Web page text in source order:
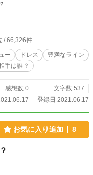
/ 66,326件
ー ドレス
豊満なライン
手は誰？
感想数 0
文字数 537
登録日 2021.06.17
お気に入り追加 8